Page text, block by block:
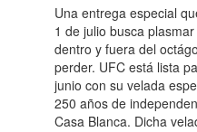
Una entrega especial
1 de julio busca
dentro y fuera del
perder. UFC está lista
junio con su velada
250 años de
Casa Blanca. Dicha